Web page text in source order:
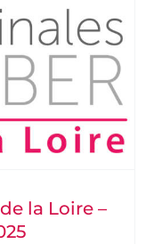
la Loire –